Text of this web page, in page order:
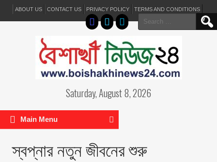
ABOUT US CONTACT US PRIVACY POLICY TERMS AND CONDITIONS
Search
for:
Saturday, August 8, 2026
Main Menu
স্বপ্নার নতুন জীবনের শুরু